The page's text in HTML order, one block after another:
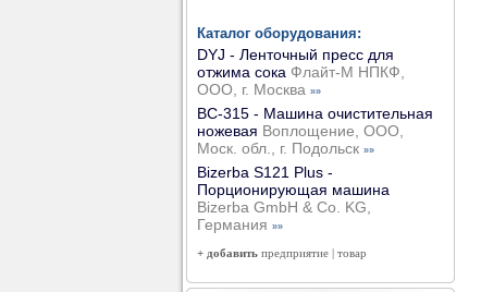
Каталог оборудования:
DYJ - Ленточный пресс для
отжима сока Флайт-М НПКФ,
ООО, г. Москва »»
ВС-315 - Машина очистительная
ножевая Воплощение, ООО,
Моск. обл., г. Подольск »»
Bizerba S121 Plus -
Порционирующая машина
Bizerba GmbH & Co. KG,
Германия »»
+ добавить предприятие | товар